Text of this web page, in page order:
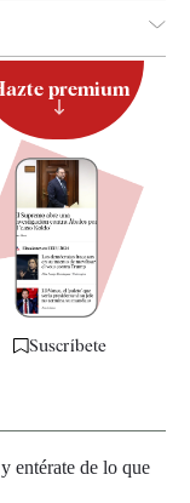
premium
Suscríbete
entérate de lo que